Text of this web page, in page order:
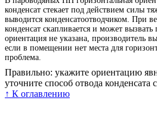
конденсат стекает под действием силы
выводится конденсатоотводчиком. При
конденсат скапливается и может
ориентация не указана, производитель
если в помещении нет места для
проблема.
Правильно: укажите ориентацию
уточните способ отвода конденсата
↑ К оглавлению